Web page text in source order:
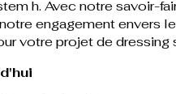
h. Avec notre savoir-
engagement envers
votre projet de dressing